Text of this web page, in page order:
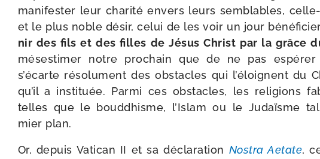
mani­fes­ter leur cha­ri­té envers leurs sem­blables,
et le plus noble désir, celui de les voir un jour
nir des fils et des filles de Jésus Christ par la grâce
més­es­ti­mer notre pro­chain que de ne pas
s’écarte réso­lu­ment des obs­tacles qui l’éloignent du
qu’il a ins­ti­tuée. Parmi ces obs­tacles, les reli­gions
telles que le boud­dhisme, l’Islam ou le Judaïsme
mier plan.
Or, depuis Vatican II et sa décla­ra­tion Nostra Aetate,